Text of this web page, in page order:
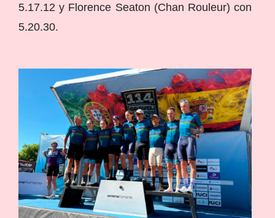
5.17.12 y Florence Seaton (Chan Rouleur) con
5.20.30.